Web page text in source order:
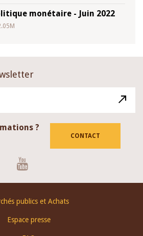
monétaire - Juin 2022
?
CONTACT
publics et Achats
Espace presse